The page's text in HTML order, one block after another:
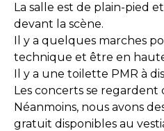
La salle est de plain-pied
devant la scène.
Il y a quelques marches
technique et être en
Il y a une toilette PMR à
Les concerts se regardent
Néanmoins, nous avons
gratuit disponibles au